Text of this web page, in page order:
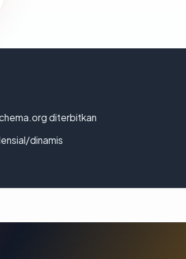
diterbitkan
dinamis